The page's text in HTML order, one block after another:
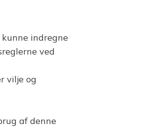
indregne
ved
vilje og
af denne